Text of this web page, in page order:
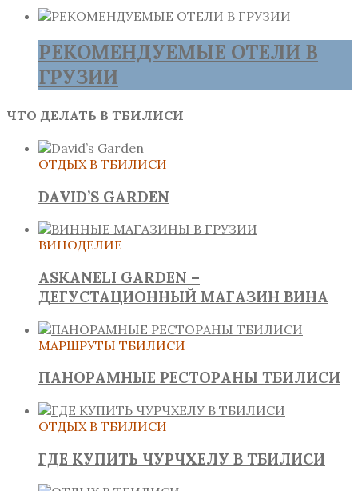
РЕКОМЕНДУЕМЫЕ ОТЕЛИ В
ГРУЗИИ
ЧТО ДЕЛАТЬ В ТБИЛИСИ
ОТДЫХ В ТБИЛИСИ
DAVID’S GARDEN
ВИНОДЕЛИЕ
ASKANELI GARDEN –
ДЕГУСТАЦИОННЫЙ МАГАЗИН ВИНА
МАРШРУТЫ ТБИЛИСИ
ПАНОРАМНЫЕ РЕСТОРАНЫ ТБИЛИСИ
ОТДЫХ В ТБИЛИСИ
ГДЕ КУПИТЬ ЧУРЧХЕЛУ В ТБИЛИСИ